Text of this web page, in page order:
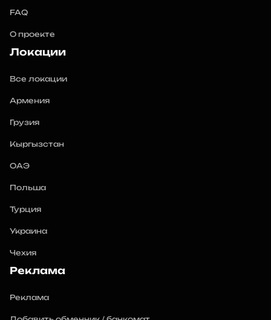
FAQ
О проекте
Локации
Все локации
Армения
Грузия
Кыргызстан
ОАЭ
Польша
Турция
Украина
Чехия
Реклама
Реклама